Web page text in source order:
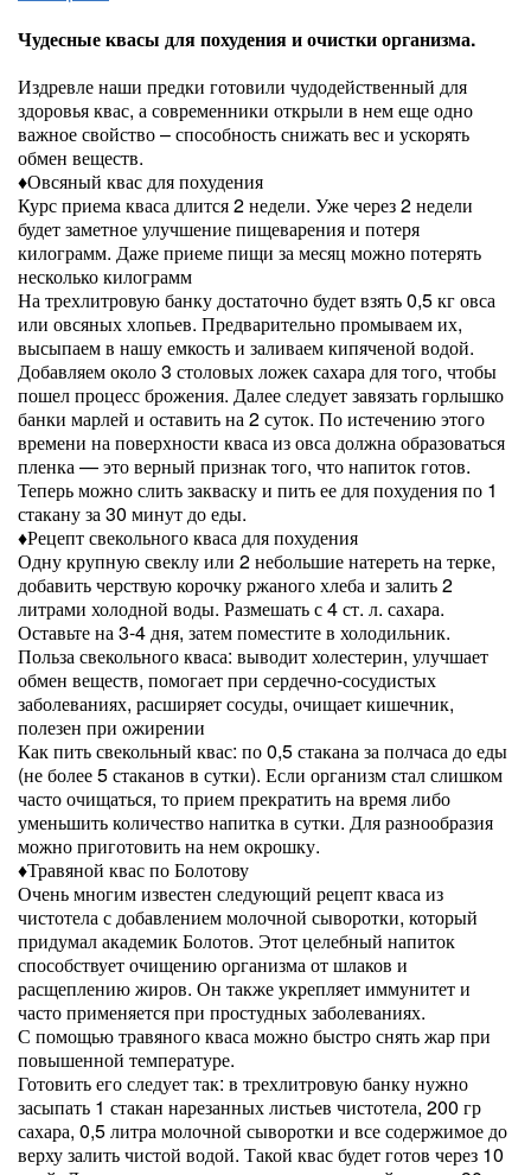
Чудесные квасы для похудения и очистки организма.
Издревле наши предки готовили чудодейственный для
здоровья квас, а современники открыли в нем еще одно
важное свойство – способность снижать вес и ускорять
обмен веществ.
♦Овсяный квас для похудения
Курс приема кваса длится 2 недели. Уже через 2 недели
будет заметное улучшение пищеварения и потеря
килограмм. Даже приеме пищи за месяц можно потерять
несколько килограмм
На трехлитровую банку достаточно будет взять 0,5 кг овса
или овсяных хлопьев. Предварительно промываем их,
высыпаем в нашу емкость и заливаем кипяченой водой.
Добавляем около 3 столовых ложек сахара для того, чтобы
пошел процесс брожения. Далее следует завязать горлышко
банки марлей и оставить на 2 суток. По истечению этого
времени на поверхности кваса из овса должна образоваться
пленка — это верный признак того, что напиток готов.
Теперь можно слить закваску и пить ее для похудения по 1
стакану за 30 минут до еды.
♦Рецепт свекольного кваса для похудения
Одну крупную свеклу или 2 небольшие натереть на терке,
добавить черствую корочку ржаного хлеба и залить 2
литрами холодной воды. Размешать с 4 ст. л. сахара.
Оставьте на 3-4 дня, затем поместите в холодильник.
Польза свекольного кваса: выводит холестерин, улучшает
обмен веществ, помогает при сердечно-сосудистых
заболеваниях, расширяет сосуды, очищает кишечник,
полезен при ожирении
Как пить свекольный квас: по 0,5 стакана за полчаса до еды
(не более 5 стаканов в сутки). Если организм стал слишком
часто очищаться, то прием прекратить на время либо
уменьшить количество напитка в сутки. Для разнообразия
можно приготовить на нем окрошку.
♦Травяной квас по Болотову
Очень многим известен следующий рецепт кваса из
чистотела с добавлением молочной сыворотки, который
придумал академик Болотов. Этот целебный напиток
способствует очищению организма от шлаков и
расщеплению жиров. Он также укрепляет иммунитет и
часто применяется при простудных заболеваниях.
С помощью травяного кваса можно быстро снять жар при
повышенной температуре.
Готовить его следует так: в трехлитровую банку нужно
засыпать 1 стакан нарезанных листьев чистотела, 200 гр
сахара, 0,5 литра молочной сыворотки и все содержимое до
верху залить чистой водой. Такой квас будет готов через 10